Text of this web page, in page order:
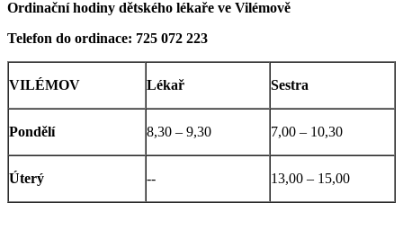
Ordinační hodiny dětského lékaře ve Vilémově
Telefon do ordinace: 725 072 223
VILÉMOV Lékař Sestra
Pondělí 8,30 – 9,30 7,00 – 10,30
Úterý -- 13,00 – 15,00